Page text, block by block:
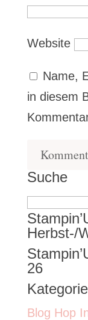
Website
Name,
in diesem
Suche
Suchen
nach:
Herbst-/
26
Blog Hop